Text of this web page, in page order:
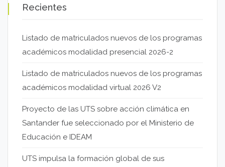
Recientes
Listado de matriculados nuevos de los programas
académicos modalidad presencial 2026-2
Listado de matriculados nuevos de los programas
académicos modalidad virtual 2026 V2
Proyecto de las UTS sobre acción climática en
Santander fue seleccionado por el Ministerio de
Educación e IDEAM
UTS impulsa la formación global de sus